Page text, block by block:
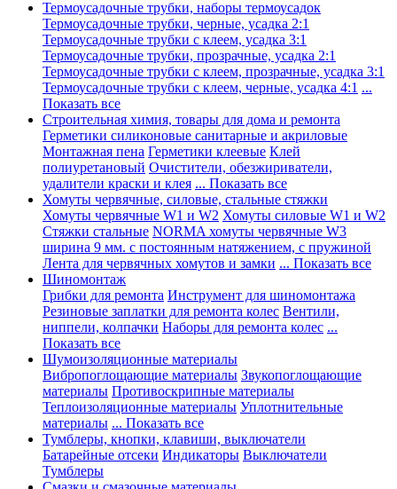
Термоусадочные трубки, наборы термоусадок
Термоусадочные трубки, черные, усадка 2:1
Термоусадочные трубки с клеем, усадка 3:1
Термоусадочные трубки, прозрачные, усадка 2:1
Термоусадочные трубки с клеем, прозрачные, усадка 3:1
Термоусадочные трубки с клеем, черные, усадка 4:1 ...
Показать все
Строительная химия, товары для дома и ремонта
Герметики силиконовые санитарные и акриловые
Монтажная пена Герметики клеевые Клей
полиуретановый Очистители, обезжириватели,
удалители краски и клея ... Показать все
Хомуты червячные, силовые, стальные стяжки
Хомуты червячные W1 и W2 Хомуты силовые W1 и W2
Стяжки стальные NORMA хомуты червячные W3
ширина 9 мм. с постоянным натяжением, с пружиной
Лента для червячных хомутов и замки ... Показать все
Шиномонтаж
Грибки для ремонта Инструмент для шиномонтажа
Резиновые заплатки для ремонта колес Вентили,
ниппели, колпачки Наборы для ремонта колес ...
Показать все
Шумоизоляционные материалы
Вибропоглощающие материалы Звукопоглощающие
материалы Противоскрипные материалы
Теплоизоляционные материалы Уплотнительные
материалы ... Показать все
Тумблеры, кнопки, клавиши, выключатели
Батарейные отсеки Индикаторы Выключатели
Тумблеры